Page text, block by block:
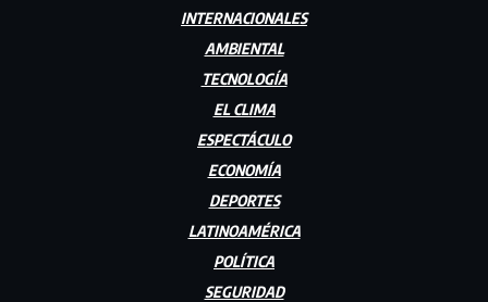
INTERNACIONALES
AMBIENTAL
TECNOLOGÍA
EL CLIMA
ESPECTÁCULO
ECONOMÍA
DEPORTES
LATINOAMÉRICA
POLÍTICA
SEGURIDAD